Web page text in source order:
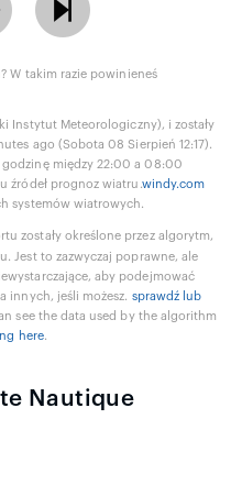
W takim razie powinieneś
Instytut Meteorologiczny), i zostały
ago (Sobota 08 Sierpień 12:17).
godzinę między 22:00 a 08:00
źródeł prognoz wiatru.windy.com
systemów wiatrowych.
zostały określone przez algorytm,
Jest to zazwyczaj poprawne, ale
aby podejmować
innych, jeśli możesz. sprawdź lub
see the data used by the algorithm
here.
Nautique